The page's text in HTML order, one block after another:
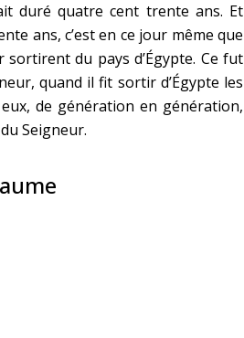
duré quatre cent trente ans. Et
ans, c’est en ce jour même que
du pays d’Égypte. Ce fut
quand il fit sortir d’Égypte les
de génération en génération,
Seigneur.